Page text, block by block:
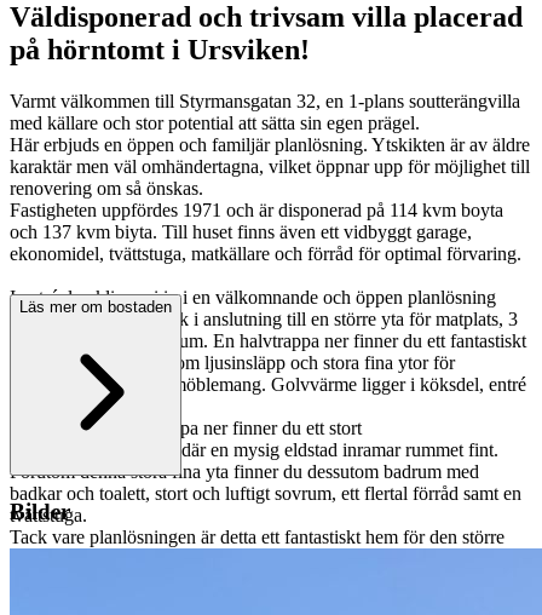
Väldisponerad och trivsam villa placerad
på hörntomt i Ursviken!
Varmt välkommen till Styrmansgatan 32, en 1-plans soutterängvilla
med källare och stor potential att sätta sin egen prägel.
Här erbjuds en öppen och familjär planlösning. Ytskikten är av äldre
karaktär men väl omhändertagna, vilket öppnar upp för möjlighet till
renovering om så önskas.
Fastigheten uppfördes 1971 och är disponerad på 114 kvm boyta
och 137 kvm biyta. Till huset finns även ett vidbyggt garage,
ekonomidel, tvättstuga, matkällare och förråd för optimal förvaring.
I entréplan kliver ni in i en välkomnande och öppen planlösning
med ett inbjudande kök i anslutning till en större yta för matplats, 3
fina sovrum samt badrum. En halvtrappa ner finner du ett fantastiskt
vardagsrum med gott om ljusinsläpp och stora fina ytor för
soffgrupp eller annat möblemang. Golvvärme ligger i köksdel, entré
och i badrummen.
Ytterligare en halvtrappa ner finner du ett stort
vardagsrum/gillestuga där en mysig eldstad inramar rummet fint.
Förutom denna stora fina yta finner du dessutom badrum med
badkar och toalett, stort och luftigt sovrum, ett flertal förråd samt en
tvättstuga.
Tack vare planlösningen är detta ett fantastiskt hem för den större
Läs mer om bostaden
Bilder